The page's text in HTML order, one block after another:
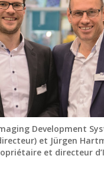
Development
et Jürgen
et directeur